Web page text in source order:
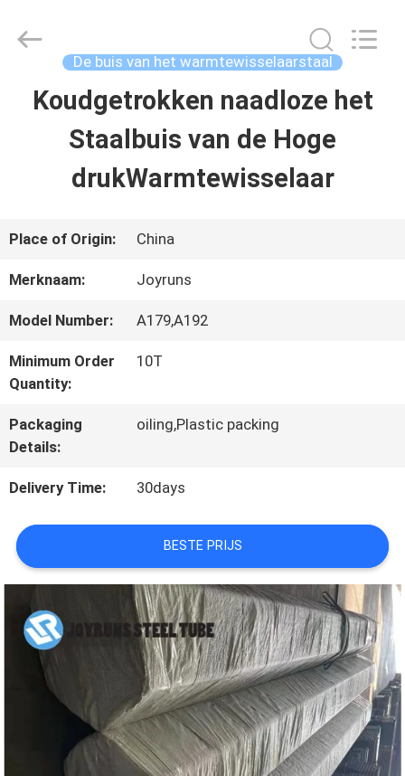
HUIS
PRODUCTEN
ONGEVEER
DE
V.S.
FABRIEKSREIS
KWALITEITSCONTROLE
ONS
VERZOEK
OM
EEN
CITAAT
Changzhou
Joyruns
CO.,LTD.
De buis van het warmtewisselaarstaal
Koudgetrokken naadloze het
Staalbuis van de Hoge
drukWarmtewisselaar
Place of Origin: China
Merknaam: Joyruns
Model Number: A179,A192
Minimum Order
Quantity:
10T
Packaging
Details:
oiling,Plastic packing
Delivery Time: 30days
BESTE PRIJS